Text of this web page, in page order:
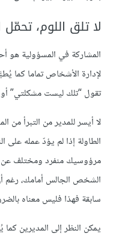
لا تلق اللوم،
المشاركة في المسؤولية هو
لإدارة الأشخاص تماما كما
تقول “تلك ليست مشكلتي”
لا أيسر للمدير من التبرأ
الطاولة إذا لم يؤدّ عمله
مرؤوسيك منفرد ومختلف عن
الشخص الجالس أمامك، رغم
سابقة فهذا فليس معناه
يمكن النظر إلى المديرين